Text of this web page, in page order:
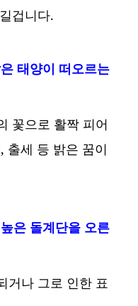
겁니다.
태양이 떠오르는
꽃으로 활짝 피어
출세 등 밝은 꿈이
은 돌계단을 오른
거나 그로 인한 표